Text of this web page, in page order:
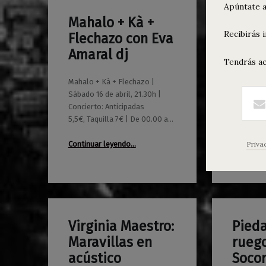
Mahalo + Kà +
Flechazo con Eva
Amaral dj
Mahalo + Kà + Flechazo |
Sábado 16 de abril, 21.30h |
Concierto: Anticipadas
5,5€, Taquilla 7€ | De 00.00 a…
Continuar leyendo“Mahalo + Kà + Flechazo con Eva Amaral dj”
…
12/04/2016
0
Maravillas
BANG!
21.30h |
solo en
Virginia Maestro:
Maravillas en
acústico
29/03/2016
0
Maravillas 28/03/2016
0
Maravillas
Apúntate
Recibirás
Tendrás